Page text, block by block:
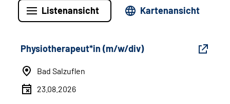
Listenansicht Kartenansicht
Physiotherapeut*in (m/w/div)
Bad Salzuflen
23.08.2026